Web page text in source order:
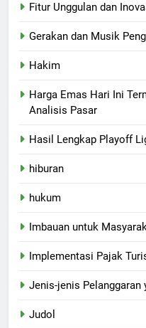
Fitur Unggulan dan
Gerakan dan Musik
Hakim
Harga Emas Hari Ini
Analisis Pasar
Hasil Lengkap Playoff
hiburan
hukum
Imbauan untuk
Implementasi Pajak
Jenis-jenis Pelanggaran
Judol